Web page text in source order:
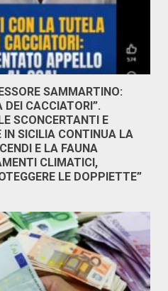
SAMMARTINO:
CACCIATORI”.
SCONCERTANTI E
IN SICILIA CONTINUA LA
E LA FAUNA
CLIMATICI,
LE DOPPIETTE”